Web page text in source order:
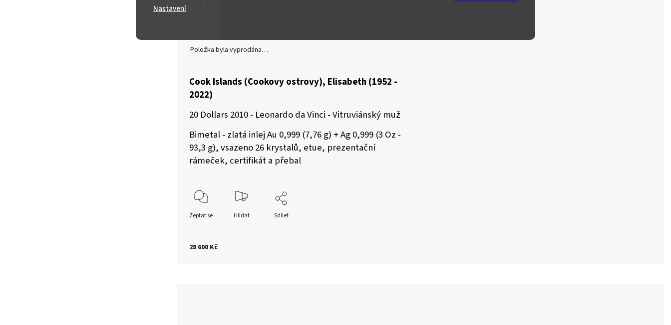
Nastavení
28 600 Kč
Položka byla vyprodána…
Cook Islands (Cookovy ostrovy), Elisabeth (1952 -
2022)
20 Dollars 2010 - Leonardo da Vinci -Vitruviánský muž
Bimetal - zlatá inlej Au 0,999 (7,76 g) + Ag 0,999 (3 Oz -
93,3 g), vsazeno 26 krystalů, etue, prezentační
rámeček, certifikát a přebal
Zeptat se Hlídat Sdílet